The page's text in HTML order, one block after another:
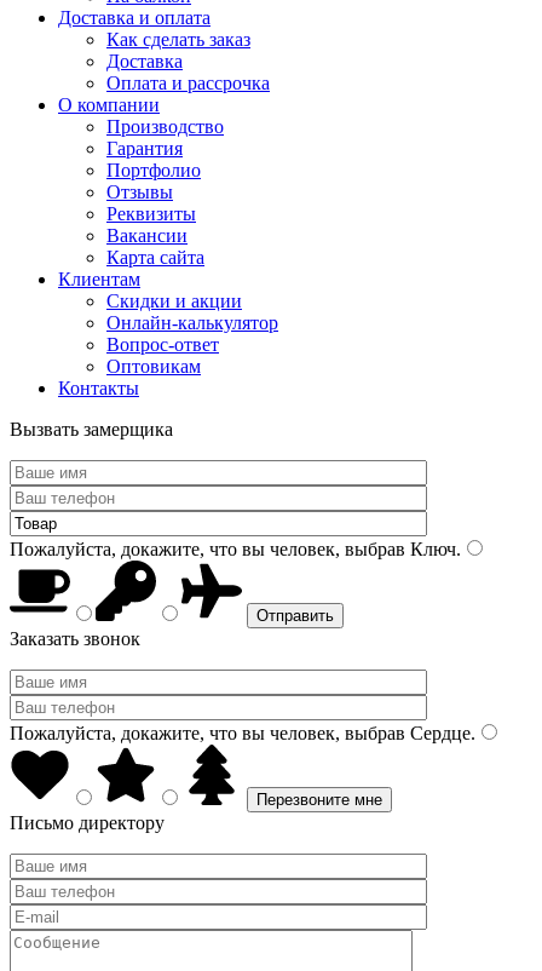
Доставка и оплата
Как сделать заказ
Доставка
Оплата и рассрочка
О компании
Производство
Гарантия
Портфолио
Отзывы
Реквизиты
Вакансии
Карта сайта
Клиентам
Скидки и акции
Онлайн-калькулятор
Вопрос-ответ
Оптовикам
Контакты
Вызвать замерщика
Пожалуйста, докажите, что вы человек, выбрав Ключ.
Заказать звонок
Пожалуйста, докажите, что вы человек, выбрав Сердце.
Письмо директору